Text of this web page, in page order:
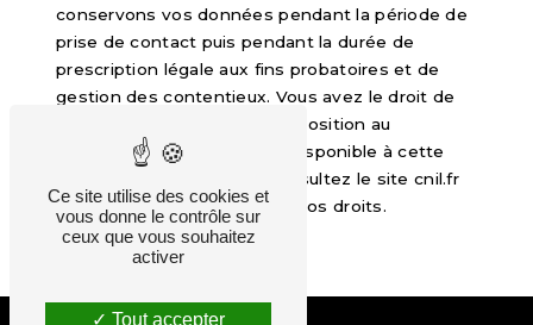
conservons vos données pendant la période de
prise de contact puis pendant la durée de
prescription légale aux fins probatoires et de
gestion des contentieux. Vous avez le droit de
vous inscrire sur la liste d'opposition au
démarchage téléphonique, disponible à cette
. Consultez le site cnil.fr
pour plus d’informations sur vos droits.
Ce site utilise des cookies et
vous donne le contrôle sur
ceux que vous souhaitez
activer
Tout accepter